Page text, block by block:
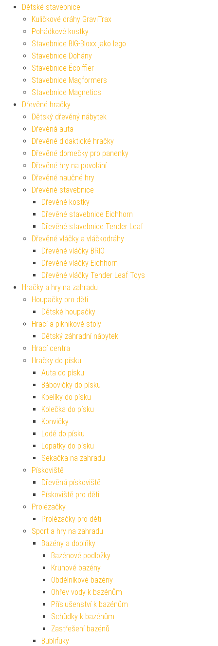
Dětské stavebnice
Kuličkové dráhy GraviTrax
Pohádkové kostky
Stavebnice BIG-Bloxx jako lego
Stavebnice Dohány
Stavebnice Écoiffier
Stavebnice Magformers
Stavebnice Magnetics
Dřevěné hračky
Dětský dřevěný nábytek
Dřevěná auta
Dřevěné didaktické hračky
Dřevěné domečky pro panenky
Dřevěné hry na povolání
Dřevěné naučné hry
Dřevěné stavebnice
Dřevěné kostky
Dřevěné stavebnice Eichhorn
Dřevěné stavebnice Tender Leaf
Dřevěné vláčky a vláčkodráhy
Dřevěné vláčky BRIO
Dřevěné vláčky Eichhorn
Dřevěné vláčky Tender Leaf Toys
Hračky a hry na zahradu
Houpačky pro děti
Dětské houpačky
Hrací a piknikové stoly
Dětský záhradní nábytek
Hrací centra
Hračky do písku
Auta do písku
Bábovičky do písku
Kbelíky do písku
Kolečka do písku
Konvičky
Lodě do písku
Lopatky do písku
Sekačka na zahradu
Pískoviště
Dřevěná pískoviště
Pískoviště pro děti
Prolézačky
Prolézačky pro děti
Sport a hry na zahradu
Bazény a doplňky
Bazénové podložky
Kruhové bazény
Obdélníkové bazény
Ohřev vody k bazénům
Příslušenství k bazénům
Schůdky k bazénům
Zastřešení bazénů
Bublifuky